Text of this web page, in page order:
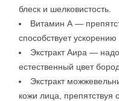
блеск и шелковистость.
Витамин А —
способствует
Экстракт Аира —
естественный цвет
Экстракт
кожи лица,